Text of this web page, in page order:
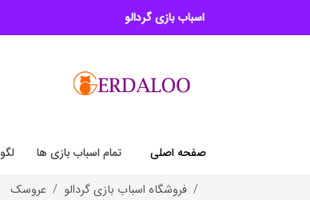
اسباب بازی گردالو
صفحه اصلی تمام اسباب بازی ها لگو
فروشگاه اسباب بازی گردالو عروسک